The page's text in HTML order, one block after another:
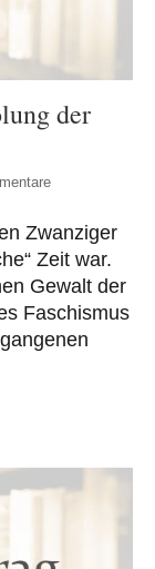
der
Zwanziger
Zeit war.
Gewalt der
Faschismus